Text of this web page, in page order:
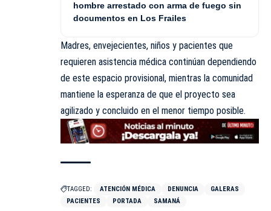
hombre arrestado con arma de fuego sin
documentos en Los Frailes
Madres, envejecientes, niños y pacientes que
requieren asistencia médica continúan dependiendo
de este espacio provisional, mientras la comunidad
mantiene la esperanza de que el proyecto sea
agilizado y concluido en el menor tiempo posible.
TAGGED: ATENCIÓN MÉDICA DENUNCIA
GALERAS
PACIENTES
PORTADA SAMANÁ